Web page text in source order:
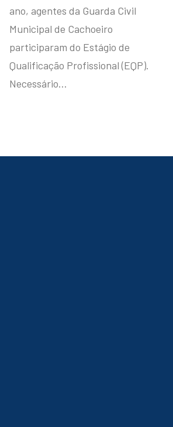
ano, agentes da Guarda Civil
Municipal de Cachoeiro
participaram do Estágio de
Qualificação Profissional (EQP).
Necessário…